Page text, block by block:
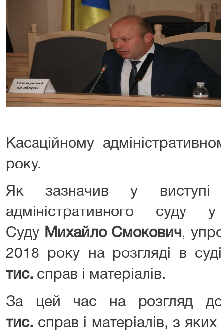
Касаційному
року.
Як зазначив у виступі
адміністративного суду
Суду Михайло Смокович ,
2018 року на розгляді в
тис. справ і матеріалів.
За цей час на розгляд
тис. справ і матеріалів, з яких